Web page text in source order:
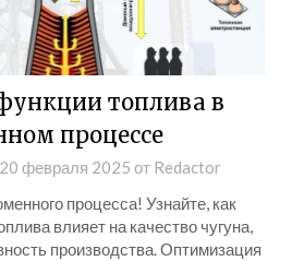
топлива в
процессе
20 февраля 2025 от Redactor
процесса! Узнайте, как
влияет на качество чугуна,
производства. Оптимизация